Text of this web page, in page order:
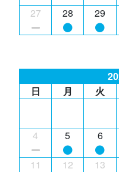
27 28 29
日
月 火
4 5 6
11 12 13